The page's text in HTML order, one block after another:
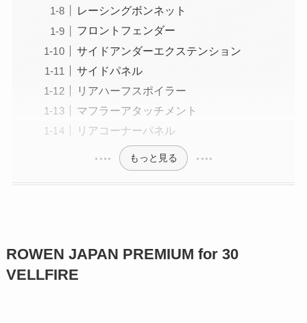
レーシングボンネット
フロントフェンダー
サイドアンダーエクステンション
サイドパネル
リアハーフスポイラー
マフラーアタッチメント
リアコーナーパネル
もっと見る
ROWEN JAPAN PREMIUM for 30
VELLFIRE